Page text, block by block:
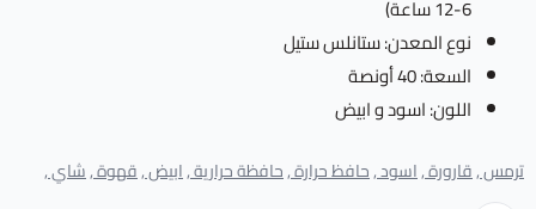
6-12 ساعة)
نوع المعدن: ستانلس ستيل
السعة: 40 أونصة
اللون: اسود و ابيض
ترمس ,قارورة ,اسود ,حافظ حرارة ,حافظة حرارية ,ابيض ,قهوة ,شاي ,